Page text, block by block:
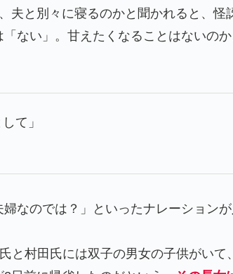
夫と別々に寝るのかと聞かれると、怪
ない」。甘えたくなることはないの
て」
なのでは？」といったナレーションが
と村田氏には双子の男女の子供がいて